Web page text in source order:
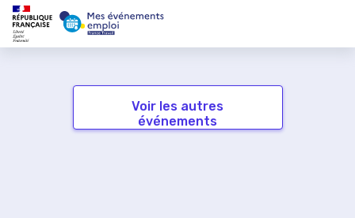
Voir les autres
événements